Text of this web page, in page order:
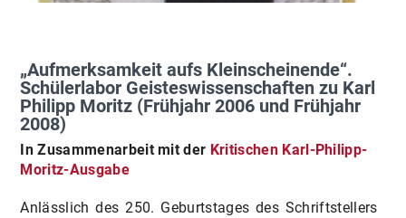
„Aufmerksamkeit aufs Kleinscheinende“.
Schülerlabor Geisteswissenschaften zu Karl
Philipp Moritz (Frühjahr 2006 und Frühjahr
2008)
In Zusammenarbeit mit der Kritischen Karl-Philipp-
Moritz-Ausgabe
Anlässlich des 250. Geburtstages des Schriftstellers